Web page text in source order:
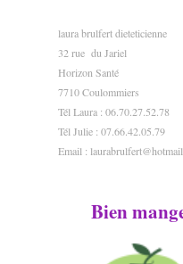
laura brulfert dieteticienne
32 rue du Jariel
Horizon Santé
7710 Coulommiers
Tél Laura : 06.70.27.52.78
Tél Julie : 07.66.42.05.79
Email :
Bien